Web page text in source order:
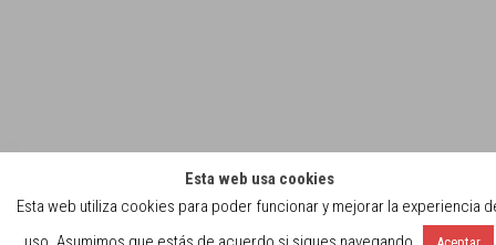
Esta web usa cookies
Esta web utiliza cookies para poder funcionar y mejorar la experiencia